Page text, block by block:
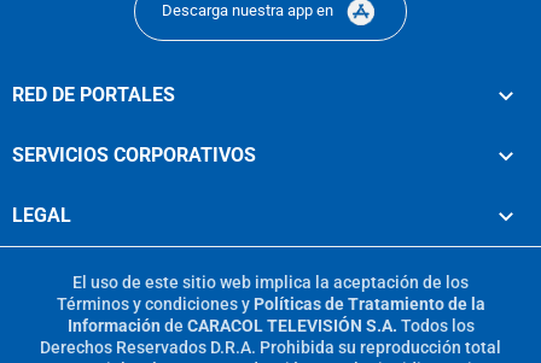
Descarga nuestra app en
RED DE PORTALES
SERVICIOS CORPORATIVOS
LEGAL
El uso de este sitio web implica la aceptación de los
Términos y condicionesy Políticas de Tratamiento de la
Información de CARACOL TELEVISIÓN S.A. Todos los
Derechos Reservados D.R.A. Prohibida su reproducción total